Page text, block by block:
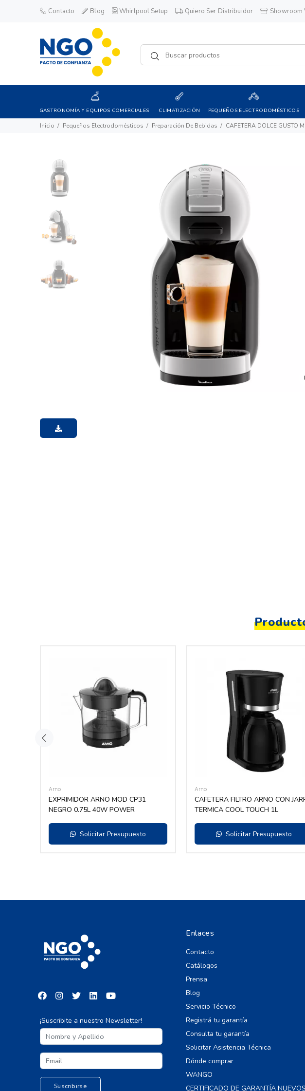
Contacto Blog Whirlpool Setup Quiero Ser Distribuidor
GASTRONOMÍA Y EQUIPOS COMERCIALES CLIMATIZACIÓN PEQUEÑOS ELECTRODOMÉSTICOS
Inicio Pequeños Electrodomésticos Preparación De Bebidas CAFETERA DOLCE GUSTO
Arno
EXPRIMIDOR ARNO MOD CP31
NEGRO 0.75L 40W POWER
Solicitar Presupuesto
Arno
CAFETERA FILTRO ARNO CON
TERMICA COOL TOUCH 1L
Solicitar Presupuesto
¡Suscribite a nuestro Newsletter!
Enlaces
Contacto
Catálogos
Prensa
Blog
Servicio Técnico
Registrá tu garantía
Consulta tu garantía
Solicitar Asistencia Técnica
Dónde comprar
WANGO
CERTIFICADO DE GARANTÍA NUEVOS